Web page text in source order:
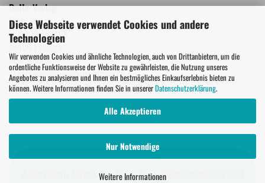
Diese Webseite verwendet Cookies und andere
Technologien
Wir verwenden Cookies und ähnliche Technologien, auch von Drittanbietern, um die
ordentliche Funktionsweise der Website zu gewährleisten, die Nutzung unseres
Angebotes zu analysieren und Ihnen ein bestmögliches Einkaufserlebnis bieten zu
können. Weitere Informationen finden Sie in unsererDatenschutzerklärung.
Alle Akzeptieren
Nur Notwendige
Weitere Informationen
DoHe-Verlag
DoHe Verlag
In der Neumatt 8
79400 Kandern
Deutschland
akkordeonmusik@dohe-verlag.de
Akkordeon Noten für Solo, Duo, Kammermusik und